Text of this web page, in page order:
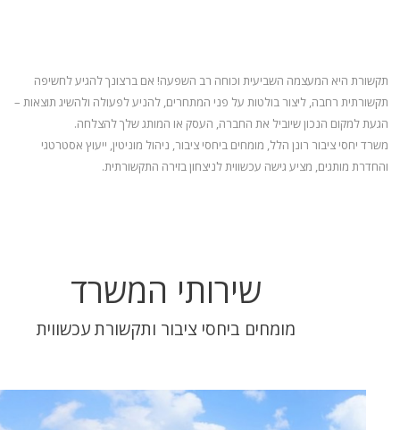
תקשורת היא המעצמה השביעית וכוחה רב השפעה! אם ברצונך להגיע לחשיפה
תקשורתית רחבה, ליצור בולטות על פני המתחרים, להניעלפעולה ולהשיג תוצאות –
הגעת למקום הנכון שיוביל את החברה, העסק או המותג שלך להצלחה.
משרד יחסי ציבור רונן הלל, מומחים ביחסי ציבור, ניהול מוניטין, ייעוץ אסטרטגי
והחדרת מותגים, מציע גישה עכשווית לניצחון בזירה התקשורתית.
שירותי המשרד
מומחים ביחסי ציבור ותקשורת עכשווית